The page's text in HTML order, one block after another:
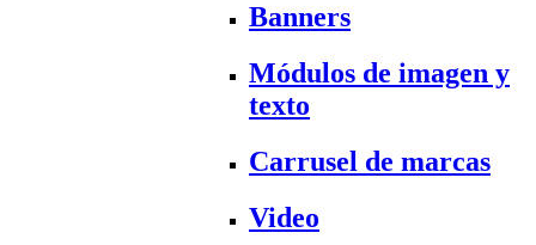
Banners
Módulos de imagen y
texto
Carrusel de marcas
Video